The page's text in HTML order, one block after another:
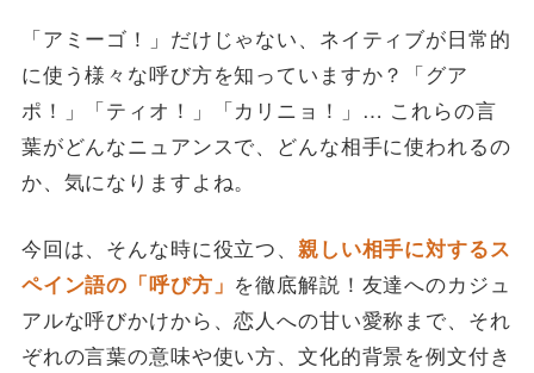
「アミーゴ！」だけじゃない、ネイティブが日常的
に使う様々な呼び方を知っていますか？「グア
ポ！」「ティオ！」「カリニョ！」… これらの言
葉がどんなニュアンスで、どんな相手に使われるの
か、気になりますよね。
今回は、そんな時に役立つ、 親しい相手に対するス
ペイン語の「呼び方」 を徹底解説！友達へのカジュ
アルな呼びかけから、恋人への甘い愛称まで、それ
ぞれの言葉の意味や使い方、文化的背景を例文付き